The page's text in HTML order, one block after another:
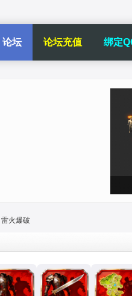
论坛 论坛充值 绑定
雷火爆破